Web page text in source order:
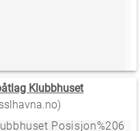
Klubbhuset